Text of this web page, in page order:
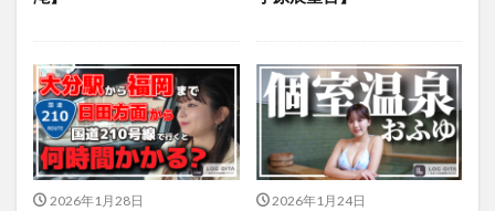
2026年1月28日
2026年1月24日